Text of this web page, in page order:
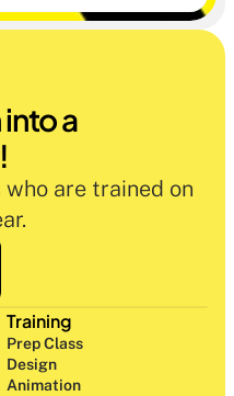
demain.
a
are trained on
Training
Prep Class
Design
Animation